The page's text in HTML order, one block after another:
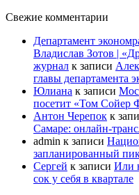
Свежие комментарии
Департамент
Владислав Зотов |
журнал к записи
главы департамента
Юлиана к записи
посетит «Том Сойер
Антон Черепок к
Самаре: онлайн-
admin к записи
запланированный
Сергей к записи Или
сок у себя в квартале